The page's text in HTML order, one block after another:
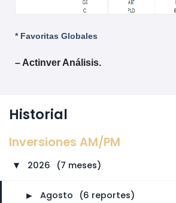
* Favoritas Globales
– Actinver Análisis.
Historial
Inversiones AM/PM
► 2026 (7 meses)
► Agosto (6 reportes)